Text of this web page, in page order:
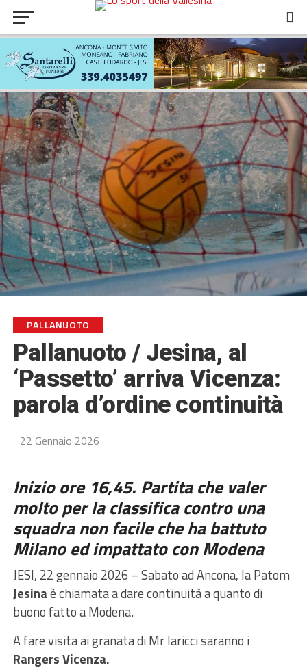
PALLANUOTO
Pallanuoto / Jesina, al
‘Passetto’ arriva Vicenza:
parola d’ordine continuità
22 Gennaio 2026
Inizio ore 16,45. Partita che valer
molto per la classifica contro una
squadra non facile che ha battuto
Milano ed impattato con Modena
JESI, 22 gennaio 2026 – Sabato ad Ancona, la Patom
Jesinaè chiamata a dare continuità a quanto di
buono fatto a Modena.
A fare visita ai granata di Mr Iaricci saranno i
Rangers Vicenza.